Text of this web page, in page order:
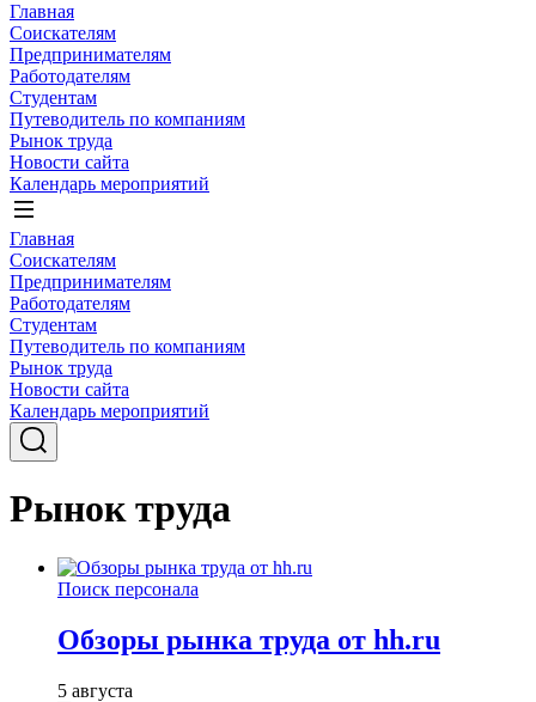
Главная
Соискателям
Предпринимателям
Работодателям
Студентам
Путеводитель по компаниям
Рынок труда
Новости сайта
Календарь мероприятий
Главная
Соискателям
Предпринимателям
Работодателям
Студентам
Путеводитель по компаниям
Рынок труда
Новости сайта
Календарь мероприятий
Рынок труда
Поиск персонала
Обзоры рынка труда от hh.ru
5 августа